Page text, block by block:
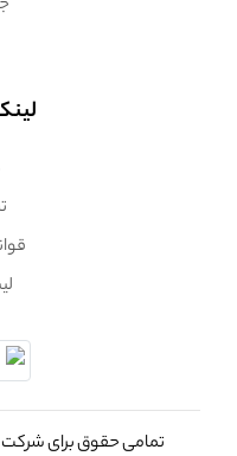
تمامی حقوق برای شرکت